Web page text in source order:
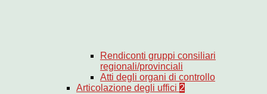
Rendiconti gruppi consiliari
regionali/provinciali
Atti degli organi di controllo
Articolazione degli uffici 2